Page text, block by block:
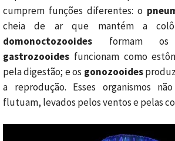
cumprem funções diferentes: o
cheia de ar que mantém a
domonoctozooides formam os
gastrozooides funcionam como
pela digestão; e os gonozooides
a reprodução. Esses organismos
flutuam, levados pelos ventos e pelas